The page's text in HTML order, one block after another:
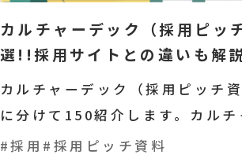
カルチャーデック（採用ピッ
選!!採用サイトとの違いも解
カルチャーデック（採用ピッチ
に分けて150紹介します。カルチ
は、会社説明資料のことです。
#採用 #採用ピッチ資料